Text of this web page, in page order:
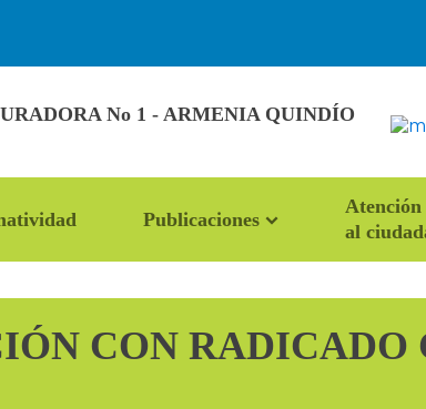
No 1 - ARMENIA QUINDÍO
Publicaciones
Atención
al
CON RADICADO